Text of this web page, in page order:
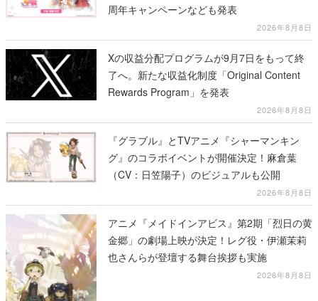
周年キャンペーンなども発表
2026年8月8日
Xの収益分配プログラムが9月7日をもって終
了へ。新たな収益化制度「Original Content
Rewards Program」を発表
2026年8月8日
『グラブル』とTVアニメ『シャーマンキン
グ』のコラボイベントが開催決定！麻倉葉
（CV：日笠陽子）のビジュアルも公開
2026年8月8日
アニメ『メイドインアビス』第2期「烈日の黄
金郷」の劇場上映が決定！レグ役・伊瀬茉莉
也さんらが登壇する舞台挨拶も実施
2026年8月8日